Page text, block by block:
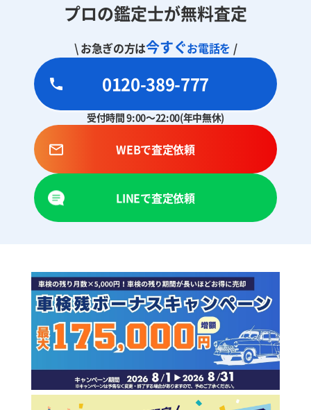
プロの鑑定士が無料査定
\ お急ぎの方は今すぐお電話を /
0120-389-777
受付時間 9:00～22:00(年中無休)
WEBで査定依頼
LINEで査定依頼